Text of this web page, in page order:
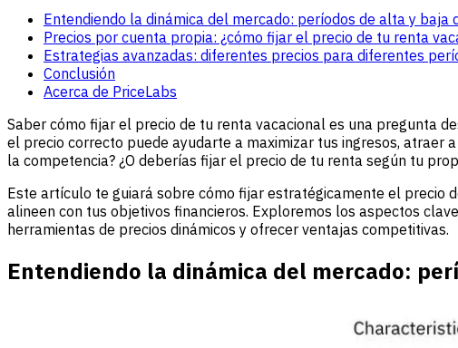
Entendiendo la dinámica del mercado: períodos de alta y baja
Precios por cuenta propia: ¿cómo fijar el precio de tu renta
Estrategias avanzadas: diferentes precios para diferentes
Conclusión
Acerca de PriceLabs
Saber cómo fijar el precio de tu renta vacacional es una pregunta
el precio correcto puede ayudarte a maximizar tus ingresos, atraer
la competencia? ¿O deberías fijar el precio de tu renta según tu
Este artículo te guiará sobre cómo fijar estratégicamente el precio
alineen con tus objetivos financieros. Exploremos los aspectos
herramientas de precios dinámicos y ofrecer ventajas competitivas.
Entendiendo la dinámica del mercado: